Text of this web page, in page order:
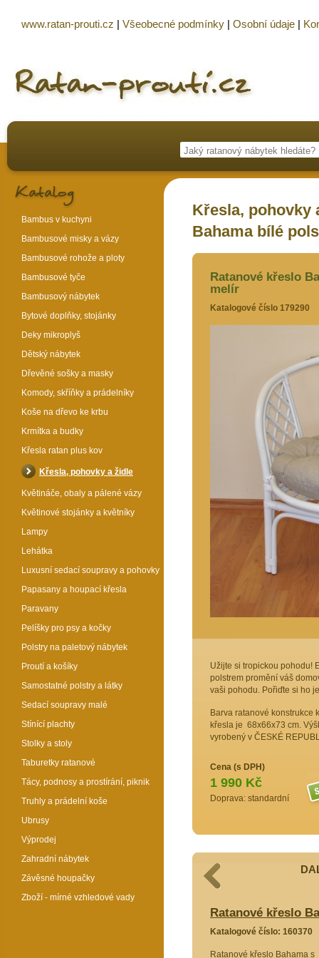
Křesla, pohovky
Bahama bílé
Ratanové křeslo
melír
Katalogové číslo 179290
Užijte si tropickou pohodu!
polstrem promění váš
vaši pohodu. Pořiďte si ho
Barva ratanové konstrukce
křesla je 68x66x73 cm.
vyrobený v ČESKÉ
Cena (s DPH)
1 990 Kč
Doprava: standardní
Ratanové křeslo
Katalogové číslo: 160370
Ratanové křeslo Bahama s
Bambus v kuchyni
Bambusové misky a vázy
Bambusové rohože a ploty
Bambusové tyče
Bambusový nábytek
Bytové doplňky, stojánky
Deky mikroplyš
Dětský nábytek
Dřevěné sošky a masky
Komody, skříňky a prádelníky
Koše na dřevo ke krbu
Krmítka a budky
Křesla ratan plus kov
Křesla, pohovky a židle
Květináče, obaly a pálené vázy
Květinové stojánky a květníky
Lampy
Lehátka
Luxusní sedací soupravy a pohovky
Papasany a houpací křesla
Paravany
Pelíšky pro psy a kočky
Polstry na paletový nábytek
Proutí a košíky
Samostatné polstry a látky
Sedací soupravy malé
Stínící plachty
Stolky a stoly
Taburetky ratanové
Tácy, podnosy a prostírání, piknik
Truhly a prádelní koše
Ubrusy
Výprodej
Zahradní nábytek
Závěsné houpačky
Zboží - mírné vzhledové vady
www.ratan-prouti.cz | Všeobecné podmínky | Osobní údaje |